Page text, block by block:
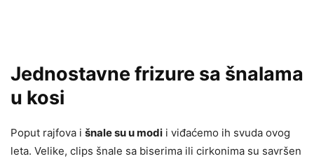
Jednostavne frizure sa šnalama
u kosi
Poput rajfova i šnale su u modi i viđaćemo ih svuda ovog
leta. Velike, clips šnale sa biserima ili cirkonima su savršen